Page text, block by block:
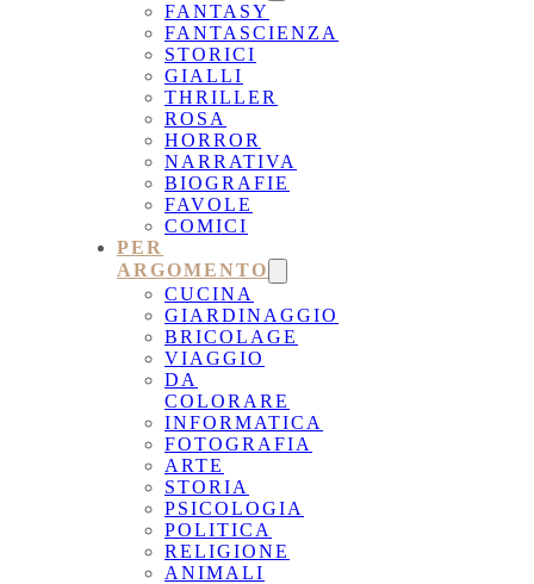
FANTASY
FANTASCIENZA
STORICI
GIALLI
THRILLER
ROSA
HORROR
NARRATIVA
BIOGRAFIE
FAVOLE
COMICI
PER
ARGOMENTO
CUCINA
GIARDINAGGIO
BRICOLAGE
VIAGGIO
DA
COLORARE
INFORMATICA
FOTOGRAFIA
ARTE
STORIA
PSICOLOGIA
POLITICA
RELIGIONE
ANIMALI